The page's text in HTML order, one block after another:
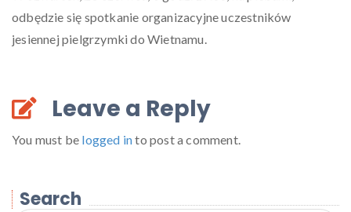
odbędzie się spotkanie organizacyjne uczestników
jesiennej pielgrzymki do Wietnamu.
Leave a Reply
You must be logged into post a comment.
Search